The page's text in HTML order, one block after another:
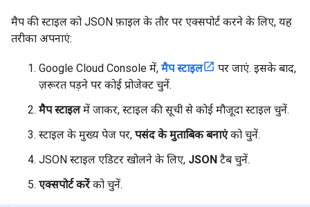
मैप की स्टाइल को JSON फ़ाइल के तौर पर एक्सपोर्ट करने के लिए, यह
तरीका अपनाएं:
Google Cloud Console में, मैप स्टाइल
पर जाएं. इसके बाद,
ज़रूरत पड़ने पर कोई प्रोजेक्ट चुनें.
मैप स्टाइलमें जाकर, स्टाइल की सूची से कोई मौजूदा स्टाइल चुनें.
स्टाइल के मुख्य पेज पर, पसंद के मुताबिक बनाएंको चुनें.
JSON स्टाइल एडिटर खोलने के लिए, JSON टैब चुनें.
एक्सपोर्ट करेंको चुनें.